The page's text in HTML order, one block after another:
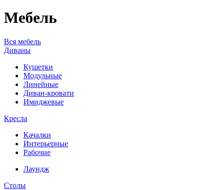
Мебель
Вся мебель
Диваны
Кушетки
Модульные
Линейные
Диван-кровати
Имиджевые
Кресла
Качалки
Интерьерные
Рабочие
Лаундж
Столы